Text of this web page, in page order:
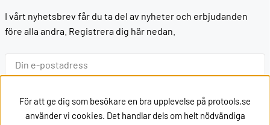
I vårt nyhetsbrev får du ta del av nyheter och erbjudanden
före alla andra. Registrera dig här nedan.
Ok
För att ge dig som besökare en bra upplevelse på protools.se
använder vi cookies. Det handlar dels om helt nödvändiga